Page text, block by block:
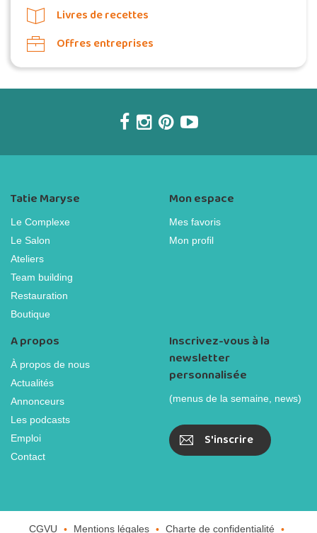
Livres de recettes
Offres entreprises
Tatie Maryse
Le Complexe
Le Salon
Ateliers
Team building
Restauration
Boutique
Mon espace
Mes favoris
Mon profil
A propos
À propos de nous
Actualités
Annonceurs
Les podcasts
Emploi
Contact
Inscrivez-vous à la
newsletter
personnalisée
(menus de la semaine, news)
S'inscrire
CGVU Mentions légales Charte de confidentialité